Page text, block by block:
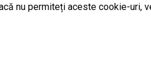
nu permiteți aceste cookie-uri,